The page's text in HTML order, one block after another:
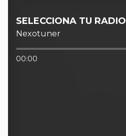
SELECCIONA TU RADIO
Nexotuner
00:00